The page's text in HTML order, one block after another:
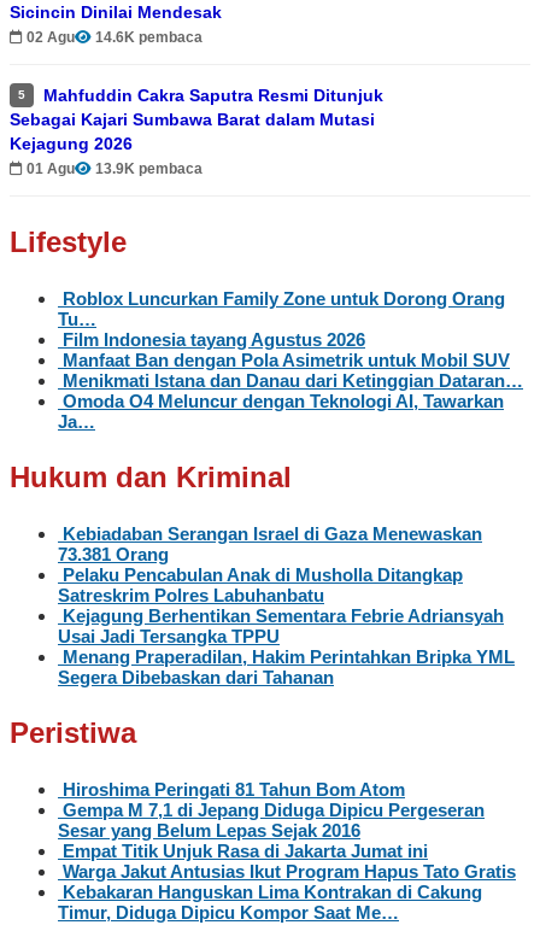
Sicincin Dinilai Mendesak
02 Agu 14.6K pembaca
5
Mahfuddin Cakra Saputra Resmi Ditunjuk
Sebagai Kajari Sumbawa Barat dalam Mutasi
Kejagung 2026
01 Agu 13.9K pembaca
Lifestyle
Roblox Luncurkan Family Zone untuk Dorong Orang
Tu…
Film Indonesia tayang Agustus 2026
Manfaat Ban dengan Pola Asimetrik untuk Mobil SUV
Menikmati Istana dan Danau dari Ketinggian Dataran…
Omoda O4 Meluncur dengan Teknologi AI, Tawarkan
Ja…
Hukum dan Kriminal
Kebiadaban Serangan Israel di Gaza Menewaskan
73.381 Orang
Pelaku Pencabulan Anak di Musholla Ditangkap
Satreskrim Polres Labuhanbatu
Kejagung Berhentikan Sementara Febrie Adriansyah
Usai Jadi Tersangka TPPU
Menang Praperadilan, Hakim Perintahkan Bripka YML
Segera Dibebaskan dari Tahanan
Peristiwa
Hiroshima Peringati 81 Tahun Bom Atom
Gempa M 7,1 di Jepang Diduga Dipicu Pergeseran
Sesar yang Belum Lepas Sejak 2016
Empat Titik Unjuk Rasa di Jakarta Jumat ini
Warga Jakut Antusias Ikut Program Hapus Tato Gratis
Kebakaran Hanguskan Lima Kontrakan di Cakung
Timur, Diduga Dipicu Kompor Saat Me…